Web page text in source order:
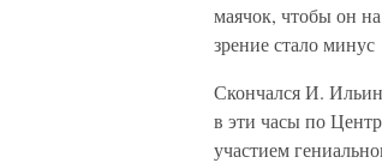
маячок, чтобы он
зрение стало минус
Скончался И.
в эти часы по
участием